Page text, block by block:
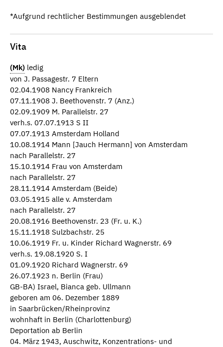
*Aufgrund rechtlicher Bestimmungen ausgeblendet
Vita
(Mk) ledig
von J. Passagestr. 7 Eltern
02.04.1908 Nancy Frankreich
07.11.1908 J. Beethovenstr. 7 (Anz.)
02.09.1909 M. Parallelstr. 27
verh.s. 07.07.1913 S II
07.07.1913 Amsterdam Holland
10.08.1914 Mann [Jauch Hermann] von Amsterdam
nach Parallelstr. 27
15.10.1914 Frau von Amsterdam
nach Parallelstr. 27
28.11.1914 Amsterdam (Beide)
03.05.1915 alle v. Amsterdam
nach Parallelstr. 27
20.08.1916 Beethovenstr. 23 (Fr. u. K.)
15.11.1918 Sulzbachstr. 25
10.06.1919 Fr. u. Kinder Richard Wagnerstr. 69
verh.s. 19.08.1920 S. I
01.09.1920 Richard Wagnerstr. 69
26.07.1923 n. Berlin (Frau)
GB-BA) Israel, Bianca geb. Ullmann
geboren am 06. Dezember 1889
in Saarbrücken/Rheinprovinz
wohnhaft in Berlin (Charlottenburg)
Deportation ab Berlin
04. März 1943, Auschwitz, Konzentrations- und